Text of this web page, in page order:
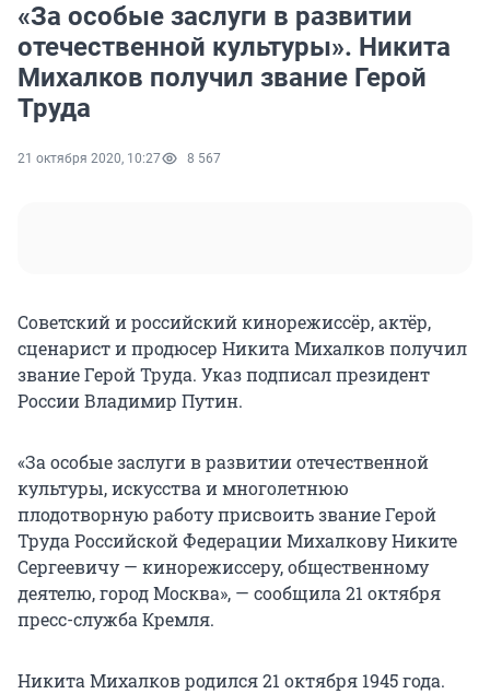
«За особые заслуги в развитии
отечественной культуры». Никита
Михалков получил звание Герой
Труда
21 октября 2020, 10:27 8 567
Советский и российский кинорежиссёр, актёр,
сценарист и продюсер Никита Михалков получил
звание Герой Труда. Указ подписал президент
России Владимир Путин.
«За особые заслуги в развитии отечественной
культуры, искусства и многолетнюю
плодотворную работу присвоить звание Герой
Труда Российской Федерации Михалкову Никите
Сергеевичу — кинорежиссеру, общественному
деятелю, город Москва», — сообщила 21 октября
пресс-служба Кремля.
Никита Михалков родился 21 октября 1945 года.